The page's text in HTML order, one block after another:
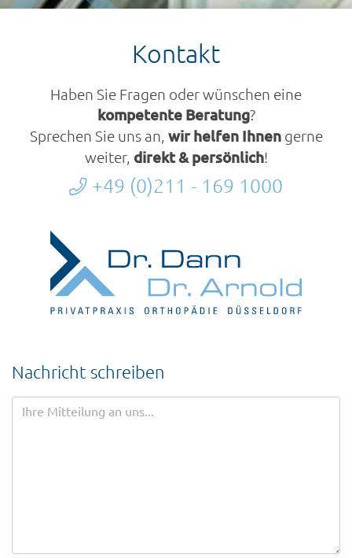
Kontakt
Haben Sie Fragen oder wünschen eine
kompetente Beratung?
Sprechen Sie uns an, wir helfen Ihnengerne
weiter, direkt & persönlich!
+49 (0)211 - 169 1000
Nachricht schreiben